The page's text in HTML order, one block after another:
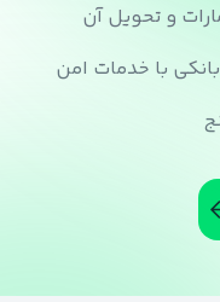
و تحویل آن
با خدمات امن